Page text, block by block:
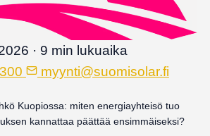
· 9 min lukuaika
myynti@suomisolar.fi
Kuopiossa: miten energiayhteisö tuo
kannattaa päättää ensimmäiseksi?